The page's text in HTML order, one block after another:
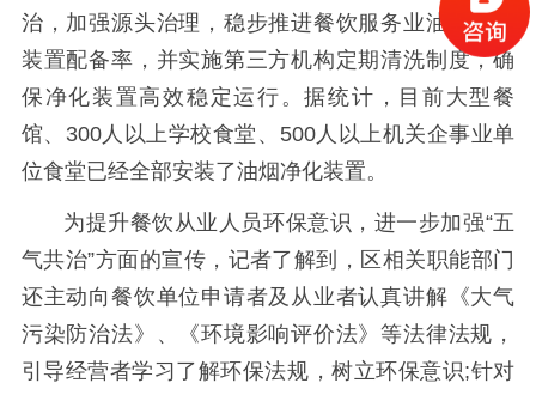
治，加强源头治理，稳步推进餐饮服务业油烟净化
装置配备率，并实施第三方机构定期清洗制度，确
保净化装置高效稳定运行。据统计，目前大型餐
馆、300人以上学校食堂、500人以上机关企事业单
位食堂已经全部安装了油烟净化装置。
为提升餐饮从业人员环保意识，进一步加强“五
气共治”方面的宣传，记者了解到，区相关职能部门
还主动向餐饮单位申请者及从业者认真讲解《大气
污染防治法》、《环境影响评价法》等法律法规，
引导经营者学习了解环保法规，树立环保意识;针对